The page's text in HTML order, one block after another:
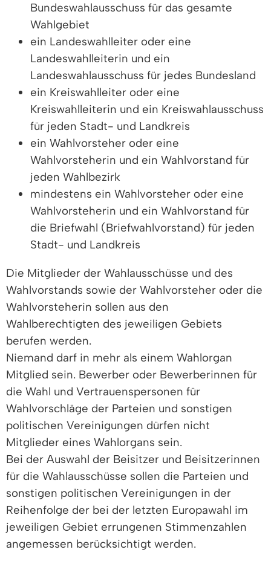
Bundeswahlausschuss für das gesamte
Wahlgebiet
ein Landeswahlleiter oder eine
Landeswahlleiterin und ein
Landeswahlausschuss für jedes Bundesland
ein Kreiswahlleiter oder eine
Kreiswahlleiterin und ein Kreiswahlausschuss
für jeden Stadt- und Landkreis
ein Wahlvorsteher oder eine
Wahlvorsteherin und ein Wahlvorstand für
jeden Wahlbezirk
mindestens ein Wahlvorsteher oder eine
Wahlvorsteherin und ein Wahlvorstand für
die Briefwahl (Briefwahlvorstand) für jeden
Stadt- und Landkreis
Die Mitglieder der Wahlausschüsse und des
Wahlvorstands sowie der Wahlvorsteher oder die
Wahlvorsteherin sollen aus den
Wahlberechtigten des jeweiligen Gebiets
berufen werden.
Niemand darf in mehr als einem Wahlorgan
Mitglied sein. Bewerber oder Bewerberinnen für
die Wahl und Vertrauenspersonen für
Wahlvorschläge der Parteien und sonstigen
politischen Vereinigungen dürfen nicht
Mitglieder eines Wahlorgans sein.
Bei der Auswahl der Beisitzer und Beisitzerinnen
für die Wahlausschüsse sollen die Parteien und
sonstigen politischen Vereinigungen in der
Reihenfolge der bei der letzten Europawahl im
jeweiligen Gebiet errungenen Stimmenzahlen
angemessen berücksichtigt werden.